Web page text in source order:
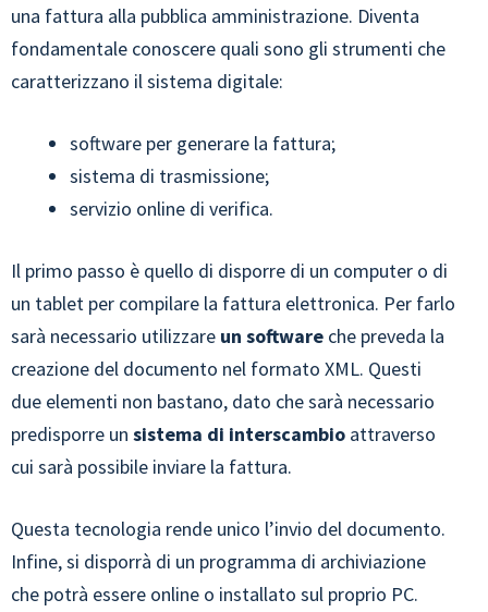
una fattura alla pubblica amministrazione. Diventa
fondamentale conoscere quali sono gli strumenti che
caratterizzano il sistema digitale:
software per generare la fattura;
sistema di trasmissione;
servizio online di verifica.
Il primo passo è quello di disporre di un computer o di
un tablet per compilare la fattura elettronica. Per farlo
sarà necessario utilizzare un software che preveda la
creazione del documento nel formato XML. Questi
due elementi non bastano, dato che sarà necessario
predisporre un sistema di interscambio attraverso
cui sarà possibile inviare la fattura.
Questa tecnologia rende unico l’invio del documento.
Infine, si disporrà di un programma di archiviazione
che potrà essere online o installato sul proprio PC.